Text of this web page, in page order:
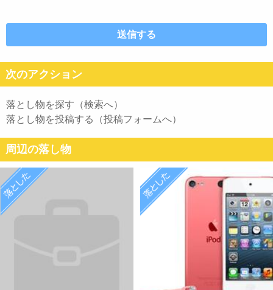
次のアクション
落とし物を探す（検索へ）
落とし物を投稿する（投稿フォームへ）
周辺の落し物